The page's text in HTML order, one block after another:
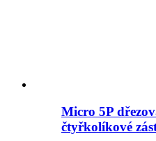
Micro 5P
čtyřkolíkové